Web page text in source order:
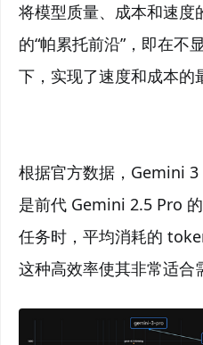
将模型质量、成本和速度
的“帕累托前沿”，即在不
下，实现了速度和成本的
根据官方数据，Gemini
是前代 Gemini 2.5 Pro
任务时，平均消耗的
这种高效率使其非常适合